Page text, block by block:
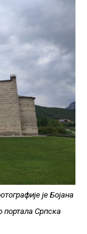
је Бојана
портала Српска